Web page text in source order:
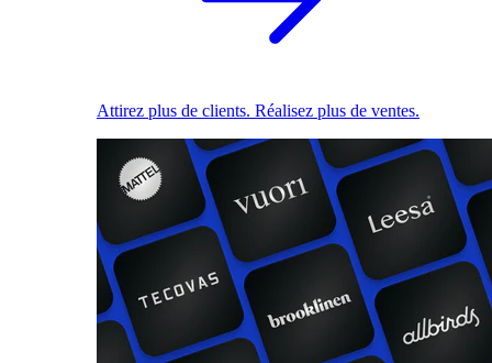
Attirez plus de clients. Réalisez plus de ventes.